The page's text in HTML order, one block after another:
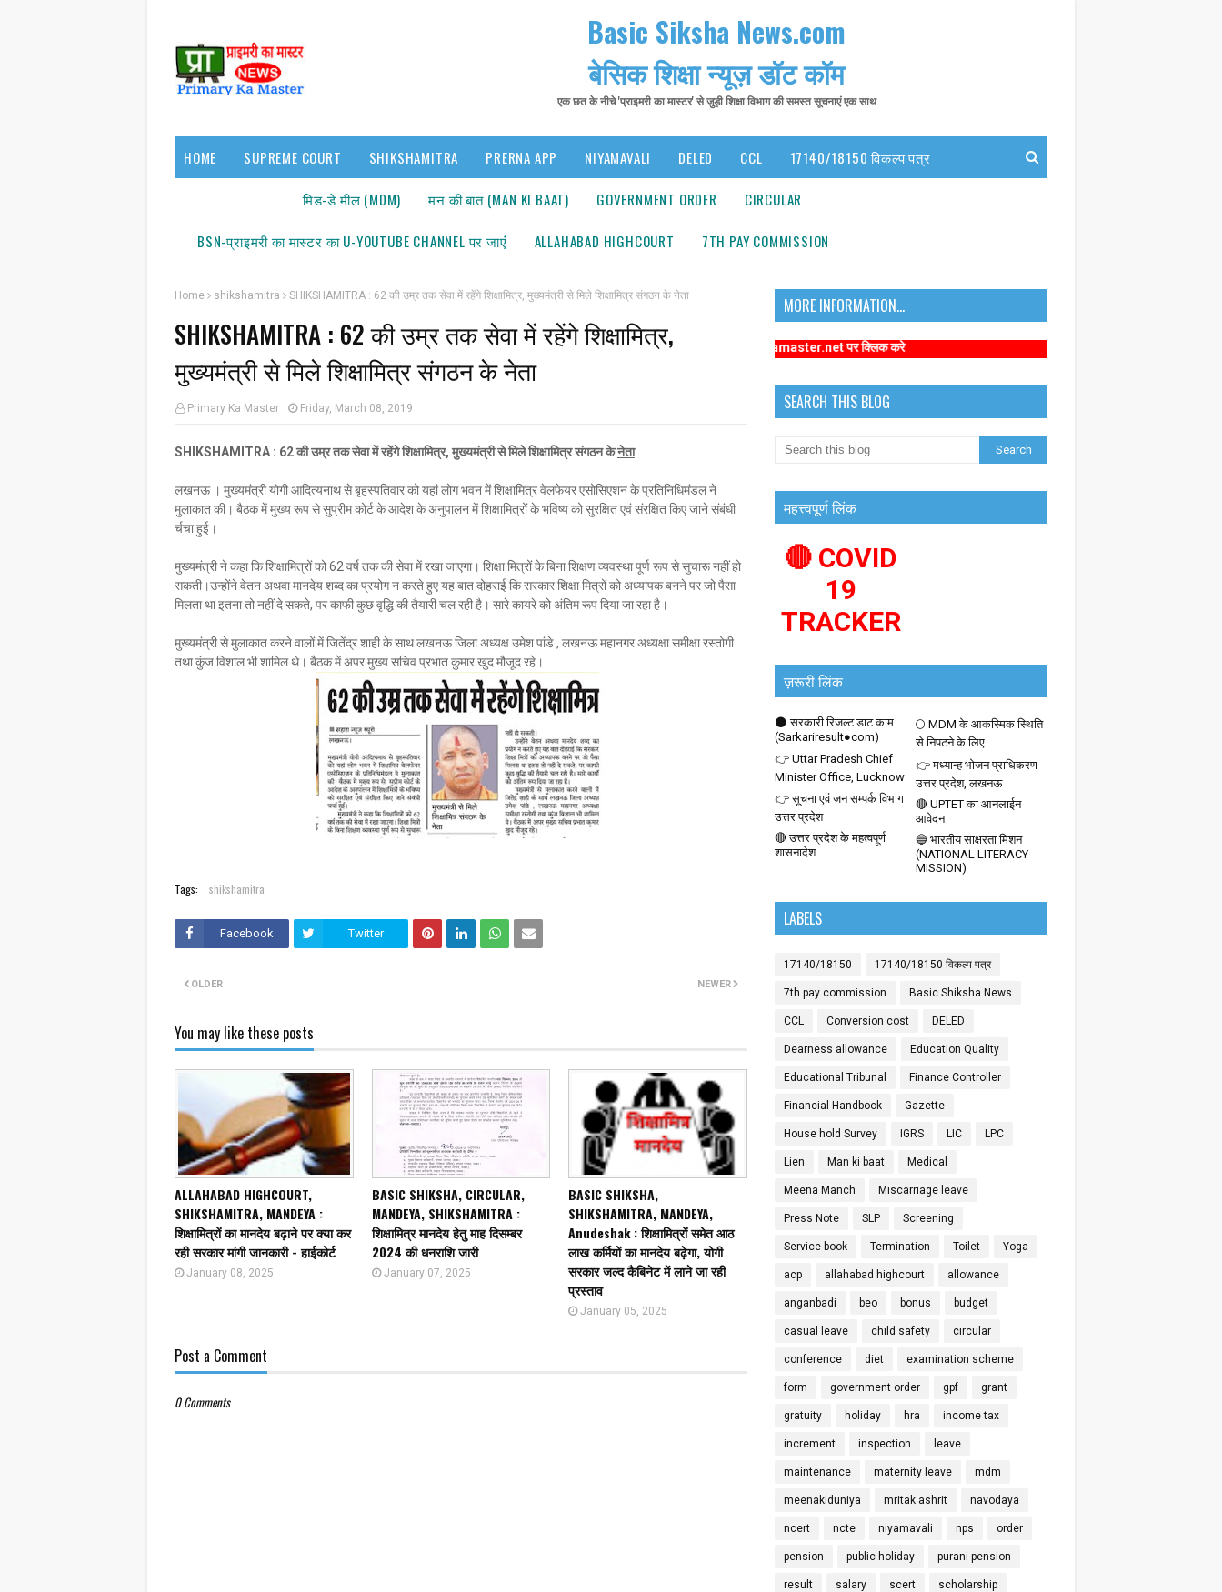
Basic Siksha News.com
बेसिक शिक्षा न्यूज़ डॉट कॉम
एक छत के नीचे 'प्राइमरी का मास्टर' से जुड़ी शिक्षा विभाग की समस्त सूचनाएं एक साथ
HOME SUPREME COURT SHIKSHAMITRA PRERNA APP NIYAMAVALI DELED CCL 17140/18150 विकल्प पत्र
मिड-डे मील (MDM) मन की बात (MAN KI BAAT) GOVERNMENT ORDER CIRCULAR
BSN-प्राइमरी का मास्टर का U-YOUTUBE CHANNEL पर जाएंं ALLAHABAD HIGHCOURT 7TH PAY COMMISSION
Home shikshamitra SHIKSHAMITRA : 62 की उम्र तक सेवा में रहेंगे शिक्षामित्र, मुख्यमंत्री से मिले शिक्षामित्र संगठन के नेता
SHIKSHAMITRA : 62 की उम्र तक सेवा में रहेंगे शिक्षामित्र,
मुख्यमंत्री से मिले शिक्षामित्र संगठन के नेता
Primary Ka Master Friday, March 08, 2019
SHIKSHAMITRA : 62 की उम्र तक सेवा में रहेंगे शिक्षामित्र, मुख्यमंत्री से मिले शिक्षामित्र संगठन केनेता
लखनऊ । मुख्यमंत्री योगी आदित्यनाथ से बृहस्पतिवार को यहां लोग भवन में शिक्षामित्र वेलफेयर एसोसिएशन के प्रतिनिधिमंडल ने
मुलाकात की। बैठक में मुख्य रूप से सुप्रीम कोर्ट के आदेश के अनुपालन में शिक्षामित्रों के भविष्य को सुरक्षित एवं संरक्षित किए जाने संबंधी
र्चचा हुई।
मुख्यमंत्री ने कहा कि शिक्षामित्रों को 62 वर्ष तक की सेवा में रखा जाएगा। शिक्षा मित्रों के बिना शिक्षण व्यवस्था पूर्ण रूप से सुचारू नहीं हो
सकती।उन्होंने वेतन अथवा मानदेय शब्द का प्रयोग न करते हुए यह बात दोहराई कि सरकार शिक्षा मित्रों को अध्यापक बनने पर जो पैसा
मिलता था इतना तो नहीं दे सकते, पर काफी कुछ वृद्धि की तैयारी चल रही है। सारे कायरे को अंतिम रूप दिया जा रहा है।
मुख्यमंत्री से मुलाकात करने वालों में जितेंद्र शाही के साथ लखनऊ जिला अध्यक्ष उमेश पांडे , लखनऊ महानगर अध्यक्षा समीक्षा रस्तोगी
तथा कुंज विशाल भी शामिल थे। बैठक में अपर मुख्य सचिव प्रभात कुमार खुद मौजूद रहे।
Tags: shikshamitra
Facebook Twitter
NEWER
OLDER
You may like these posts
ALLAHABAD HIGHCOURT,
SHIKSHAMITRA, MANDEYA :
शिक्षामित्रों का मानदेय बढ़ाने पर क्या कर
रही सरकार मांगी जानकारी - हाईकोर्ट
January 08, 2025
BASIC SHIKSHA, CIRCULAR,
MANDEYA, SHIKSHAMITRA :
शिक्षामित्र मानदेय हेतु माह दिसम्बर
2024 की धनराशि जारी
January 07, 2025
BASIC SHIKSHA,
SHIKSHAMITRA, MANDEYA,
Anudeshak : शिक्षामित्रों समेत आठ
लाख कर्मियों का मानदेय बढ़ेगा, योगी
सरकार जल्द कैबिनेट में लाने जा रही
प्रस्ताव
January 05, 2025
Post a Comment
0 Comments
MORE INFORMATION...
सूचना: अधिक संबंधित समाचारों के लिए कृपया https://www.primarykamaster.net पर क्लिक करे
SEARCH THIS BLOG
महत्त्वपूर्ण लिंक
🔴 COVID
19
TRACKER
ज़रूरी लिंक
🌑 सरकारी रिजल्ट डाट काम
(Sarkariresult●com)
🌕 MDM के आकस्मिक स्थिति
से निपटने के लिए
👉 Uttar Pradesh Chief
Minister Office, Lucknow
👉 मध्यान्ह भोजन प्राधिकरण
उत्तर प्रदेश, लखनऊ
👉 सूचना एवं जन सम्पर्क विभाग
उत्तर प्रदेश
🔴 UPTET का आनलाईन
आवेदन
🔴 उत्तर प्रदेश के महत्वपूर्ण
शासनादेश
🔵 भारतीय साक्षरता मिशन
(NATIONAL LITERACY
MISSION)
LABELS
17140/18150 17140/18150 विकल्प पत्र
7th pay commission Basic Shiksha News
CCL Conversion cost DELED
Dearness allowance Education Quality
Educational Tribunal Finance Controller
Financial Handbook Gazette
House hold Survey IGRS LIC LPC
Lien Man ki baat Medical
Meena Manch Miscarriage leave
Press Note SLP Screening
Service book Termination Toilet Yoga
acp allahabad highcourt allowance
anganbadi beo bonus budget
casual leave child safety circular
conference diet examination scheme
form government order gpf grant
gratuity holiday hra income tax
increment inspection leave
maintenance maternity leave mdm
meenakiduniya mritak ashrit navodaya
ncert ncte niyamavali nps order
pension public holiday purani pension
result salary scert scholarship